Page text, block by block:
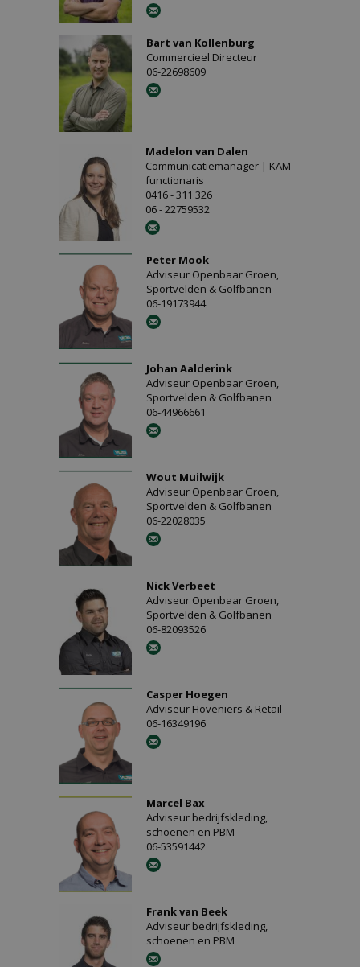
Bart van Kollenburg
Commercieel Directeur
06-22698609
Madelon van Dalen
Communicatiemanager | KAM
functionaris
0416 - 311 326
06 - 22759532
Peter Mook
Adviseur Openbaar Groen,
Sportvelden & Golfbanen
06-19173944
Johan Aalderink
Adviseur Openbaar Groen,
Sportvelden & Golfbanen
06-44966661
Wout Muilwijk
Adviseur Openbaar Groen,
Sportvelden & Golfbanen
06-22028035
Nick Verbeet
Adviseur Openbaar Groen,
Sportvelden & Golfbanen
06-82093526
Casper Hoegen
Adviseur Hoveniers & Retail
06-16349196
Marcel Bax
Adviseur bedrijfskleding,
schoenen en PBM
06-53591442
Frank van Beek
Adviseur bedrijfskleding,
schoenen en PBM